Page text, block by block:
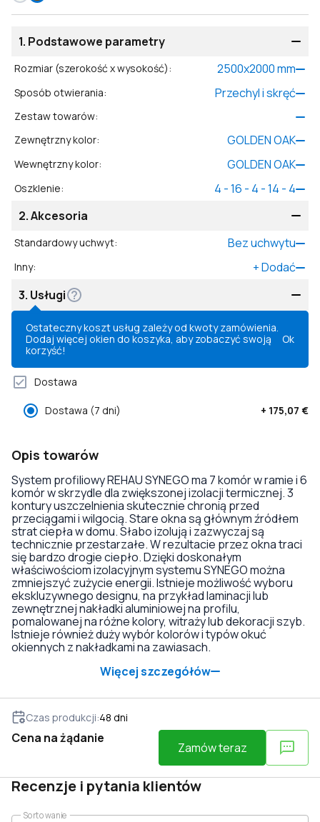
1. Podstawowe parametry
Rozmiar (szerokość x wysokość): 2500x2000mm
Sposób otwierania: Przechyl i skręć
Zestaw towarów:
Zewnętrzny kolor: GOLDEN OAK
Wewnętrzny kolor: GOLDEN OAK
Oszklenie:
4 - 16 - 4 - 14 - 4
2.Akcesoria
Standardowy uchwyt: Bez uchwytu
Inny: +Dodać
3. Usługi
Ostateczny koszt usług zależy od kwoty zamówienia.
Dodaj więcej okien do koszyka, aby zobaczyć swoją
korzyść!
Ok
Dostawa
Dostawa (7 dni) + 175,07 €
Opis towarów
System profiliowy REHAU SYNEGO ma 7 komór w ramie i 6
komór w skrzydle dla zwiększonej izolacji termicznej. 3
kontury uszczelnienia skutecznie chronią przed
przeciągami i wilgocią. Stare okna są głównym źródłem
strat ciepła w domu. Słabo izolują i zazwyczaj są
technicznie przestarzałe. W rezultacie przez okna traci
się bardzo drogie ciepło. Dzięki doskonałym
właściwościom izolacyjnym systemu SYNEGO można
zmniejszyć zużycie energii. Istnieje możliwość wyboru
ekskluzywnego designu, na przykład laminacji lub
zewnętrznej nakładki aluminiowej na profilu,
pomalowanej na różne kolory, witraży lub dekoracji szyb.
Istnieje również duży wybór kolorów i typów okuć
okiennych z nakładkami na zawiasach.
Więcej szczegółów
Czas produkcji:48 dni
Cena na żądanie
Zamów teraz
Recenzje i pytania klientów
Sortowanie